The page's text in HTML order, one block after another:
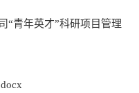
“青年英才”科研项目管理